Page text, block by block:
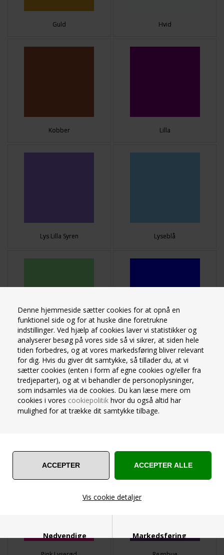
Denne hjemmeside sætter cookies for at opnå en
funktionel side og for at huske dine foretrukne
indstillinger. Ved hjælp af cookies laver vi statistikker og
analyserer besøg på vores side så vi sikrer, at siden hele
tiden forbedres, og at vores markedsføring bliver relevant
for dig. Hvis du giver dit samtykke, så tillader du, at vi
sætter cookies (enten i form af egne cookies og/eller fra
tredjeparter), og at vi behandler de personoplysninger,
som indsamles via de cookies. Du kan læse mere om
cookies i vores cookiepolitik hvor du også altid har
mulighed for at trække dit samtykke tilbage.
Vis cookie detaljer
Nødvendige Markedsføring
Guld Hvid
Kobber Lilla
Lys Lilla Syren Lyseblå
Lysegrøn Mørkeblå